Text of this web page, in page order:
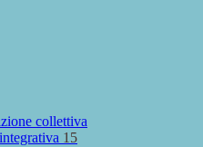
collettiva
15